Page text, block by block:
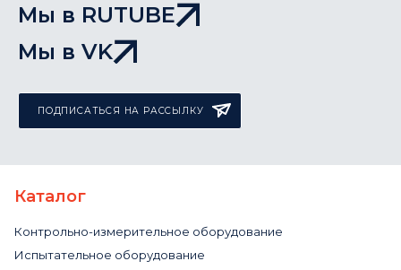
Мы в RUTUBE
Мы в VK
ПОДПИСАТЬСЯ НА РАССЫЛКУ
Каталог
Контрольно-измерительное оборудование
Испытательное оборудование